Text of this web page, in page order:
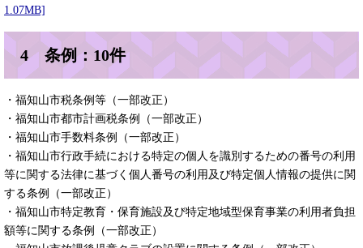
1.07MB]
4 条例：10件
・福知山市税条例等（一部改正）
・福知山市都市計画税条例（一部改正）
・福知山市手数料条例（一部改正）
・福知山市行政手続における特定の個人を識別するための番号の利用
等に関する法律に基づく個人番号の利用及び特定個人情報の提供に関
する条例（一部改正）
・福知山市特定教育・保育施設及び特定地域型保育事業の利用者負担
額等に関する条例（一部改正）